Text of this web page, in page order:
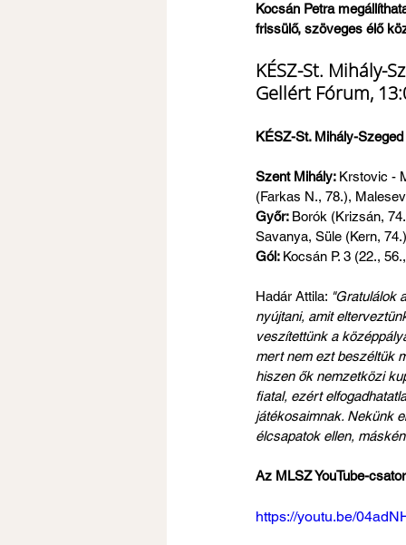
Kocsán Petra
frissülő, szöveges élő
KÉSZ-St. Mihály-
Gellért Fórum,
KÉSZ-St. Mihály-
Szent Mihály: Krstovic -
(Farkas N., 78.),
Győr: Borók (Krizsán,
Savanya, Süle (Kern,
Gól: Kocsán P. 3 (22.,
Hadár Attila: "Gratulálok
nyújtani, amit
veszítettünk a
mert nem ezt beszéltük
hiszen ők nemzetközi
fiatal, ezért
játékosaimnak. Nekünk
élcsapatok ellen,
Az MLSZ YouTube-
https://youtu.be/